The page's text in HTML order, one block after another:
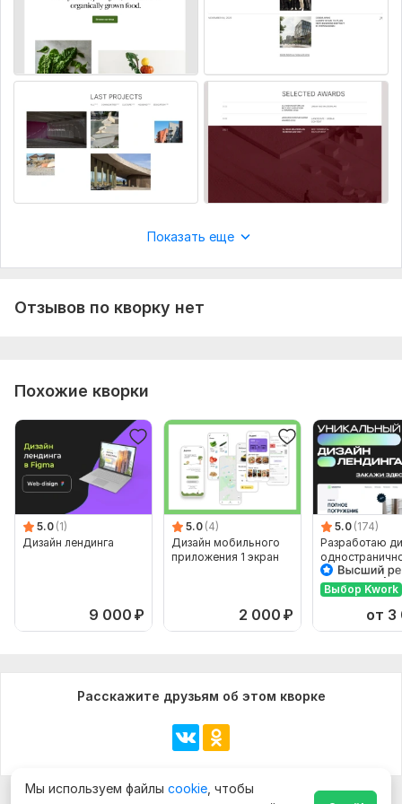
Показать еще
Отзывов по кворку нет
Похожие кворки
5.0 (1)
Дизайн лендинга
9 000 ₽
5.0 (4)
Дизайн мобильного
приложения 1 экран
2 000 ₽
5.0 (174)
Разработаю
сайта + Бонус
Выбор Kwork
от 3
Расскажите друзьям об этом кворке
Мы используем файлы cookie , чтобы